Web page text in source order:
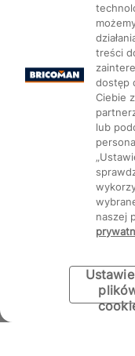
Mapa Strony: Kategorie
treści
dostęp
Ciebie
lub
naszej